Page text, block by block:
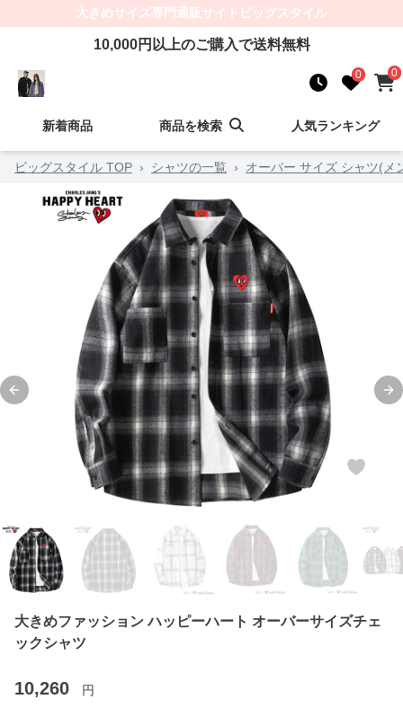
大きめサイズ専門通販サイト ビッグスタイル
10,000円以上のご購入で送料無料
0 0
新着商品 商品を検索 人気ランキング
ビッグスタイル TOP › シャツの一覧 › オーバー サイズ シャツ(メ
Previous slide
大きめファッション ハッピーハート オーバーサイズチェ
ックシャツ
10,260 円